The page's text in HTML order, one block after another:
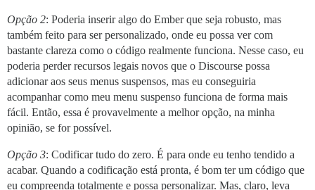
Opção 2: Poderia inserir algo do Ember que seja robusto, mas
também feito para ser personalizado, onde eu possa ver com
bastante clareza como o código realmente funciona. Nesse caso, eu
poderia perder recursos legais novos que o Discourse possa
adicionar aos seus menus suspensos, mas eu conseguiria
acompanhar como meu menu suspenso funciona de forma mais
fácil. Então, essa é provavelmente a melhor opção, na minha
opinião, se for possível.
Opção 3: Codificar tudo do zero. É para onde eu tenho tendido a
acabar. Quando a codificação está pronta, é bom ter um código que
eu compreenda totalmente e possa personalizar. Mas, claro, leva